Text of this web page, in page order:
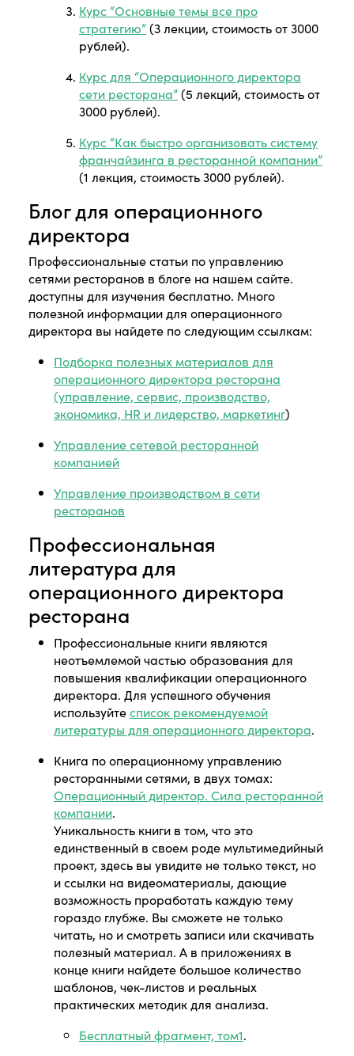
Курс “Основные темы все про
стратегию”(3 лекции, стоимость от 3000
рублей).
Курс для “Операционного директора
сети ресторана”(5 лекций, стоимость от
3000 рублей).
Курс “Как быстро организовать систему
франчайзинга в ресторанной компании”
(1 лекция, стоимость 3000 рублей).
Блог для операционного
директора
Профессиональные статьи по управлению
сетями ресторанов в блоге на нашем сайте.
доступны для изучения бесплатно. Много
полезной информации для операционного
директора вы найдете по следующим ссылкам:
Подборка полезных материалов для
операционного директора ресторана
(управление, сервис, производство,
экономика, HR и лидерство, маркетинг)
Управление сетевой ресторанной
компанией
Управление производством в сети
ресторанов
Профессиональная
литература для
операционного директора
ресторана
Профессиональные книги являются
неотъемлемой частью образования для
повышения квалификации операционного
директора. Для успешного обучения
используйтесписок рекомендуемой
литературы для операционного директора.
Книга по операционному управлению
ресторанными сетями, в двух томах:
Операционный директор. Сила ресторанной
компании.
Уникальность книги в том, что это
единственный в своем роде мультимедийный
проект, здесь вы увидите не только текст, но
и ссылки на видеоматериалы, дающие
возможность проработать каждую тему
гораздо глубже. Вы сможете не только
читать, но и смотреть записи или скачивать
полезный материал. А в приложениях в
конце книги найдете большое количество
шаблонов, чек-листов и реальных
практических методик для анализа.
Бесплатный фрагмент, том1.